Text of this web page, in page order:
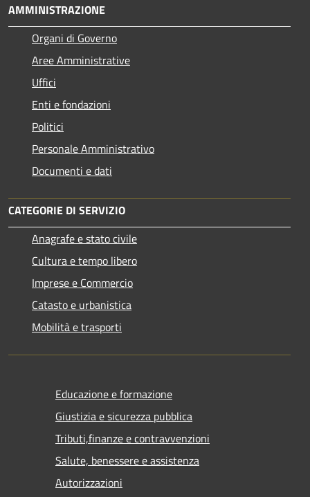
AMMINISTRAZIONE
Organi di Governo
Aree Amministrative
Uffici
Enti e fondazioni
Politici
Personale Amministrativo
Documenti e dati
CATEGORIE DI SERVIZIO
Anagrafe e stato civile
Cultura e tempo libero
Imprese e Commercio
Catasto e urbanistica
Mobilità e trasporti
Educazione e formazione
Giustizia e sicurezza pubblica
Tributi,finanze e contravvenzioni
Salute, benessere e assistenza
Autorizzazioni